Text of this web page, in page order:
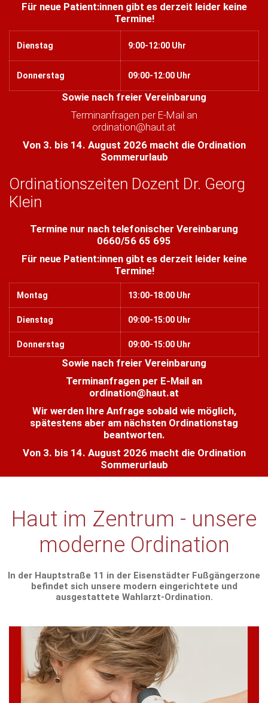
Für neue Patient:innen gibt es derzeit leider keine
Termine!
Dienstag 9:00-12:00 Uhr
Donnerstag 09:00-12:00 Uhr
Sowie nach freier Vereinbarung
Terminanfragen per E-Mail an
ordination@haut.at
Von 3. bis 14. August 2026 macht die Ordination
Sommerurlaub
Ordinationszeiten Dozent Dr. Georg
Klein
Termine nur nach telefonischer Vereinbarung
0660/56 65 695
Für neue Patient:innen gibt es derzeit leider keine
Termine!
Montag 13:00-18:00 Uhr
Dienstag 09:00-15:00 Uhr
Donnerstag 09:00-15:00 Uhr
Sowie nach freier Vereinbarung
Terminanfragen per E-Mail an
ordination@haut.at
Wir werden Ihre Anfrage sobald wie möglich,
spätestens aber am nächsten Ordinationstag
beantworten.
Von 3. bis 14. August 2026 macht die Ordination
Sommerurlaub
Haut im Zentrum - unsere
moderne Ordination
In der Hauptstraße 11 in der Eisenstädter Fußgängerzone
befindet sich unsere modern eingerichtete und
ausgestattete Wahlarzt-Ordination.